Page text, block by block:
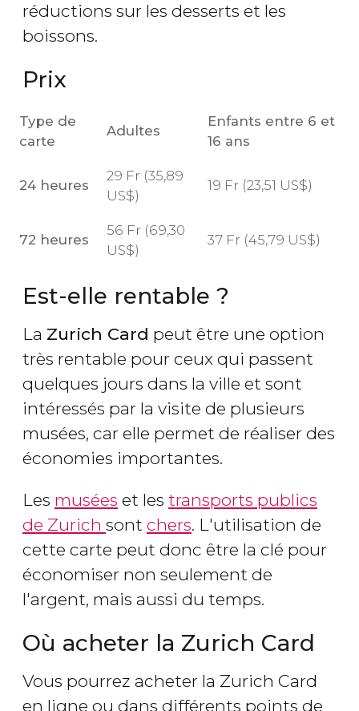
réductions sur les desserts et les
boissons.
Prix
Type de
carte
Adultes
Enfants entre 6 et
16 ans
24 heures
29 Fr (35,89
US$)
19 Fr (23,51 US$)
72 heures
56 Fr (69,30
US$)
37 Fr (45,79 US$)
Est-elle rentable ?
La Zurich Card peut être une option
très rentable pour ceux qui passent
quelques jours dans la ville et sont
intéressés par la visite de plusieurs
musées, car elle permet de réaliser des
économies importantes.
Les musées et les transports publics
de Zurich sont chers. L'utilisation de
cette carte peut donc être la clé pour
économiser non seulement de
l'argent, mais aussi du temps.
Où acheter la Zurich Card
Vous pourrez acheter la Zurich Card
en ligne ou dans différents points de